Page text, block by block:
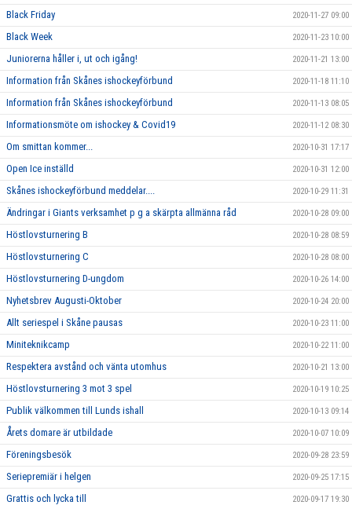
Black Friday 2020-11-27 09:00
Black Week 2020-11-23 10:00
Juniorerna håller i, ut och igång! 2020-11-21 13:00
Information från Skånes ishockeyförbund 2020-11-18 11:10
Information från Skånes ishockeyförbund 2020-11-13 08:05
Informationsmöte om ishockey & Covid19 2020-11-12 08:30
Om smittan kommer... 2020-10-31 17:17
Open Ice inställd 2020-10-31 12:00
Skånes ishockeyförbund meddelar.... 2020-10-29 11:31
Ändringar i Giants verksamhet p g a skärpta allmänna råd 2020-10-28 09:00
Höstlovsturnering B 2020-10-28 08:59
Höstlovsturnering C 2020-10-28 08:00
Höstlovsturnering D-ungdom 2020-10-26 14:00
Nyhetsbrev Augusti-Oktober 2020-10-24 20:00
Allt seriespel i Skåne pausas 2020-10-23 11:00
Miniteknikcamp 2020-10-22 11:00
Respektera avstånd och vänta utomhus 2020-10-21 13:00
Höstlovsturnering 3 mot 3 spel 2020-10-19 10:25
Publik välkommen till Lunds ishall 2020-10-13 09:14
Årets domare är utbildade 2020-10-07 10:09
Föreningsbesök 2020-09-28 23:59
Seriepremiär i helgen 2020-09-25 17:15
Grattis och lycka till 2020-09-17 19:30